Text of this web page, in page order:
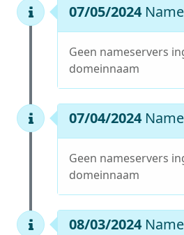
07/05/2024
Geen nameservers
domeinnaam
07/04/2024
Geen nameservers
domeinnaam
08/03/2024